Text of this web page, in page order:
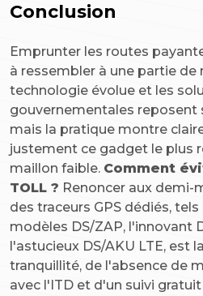
Conclusion
Emprunter les routes
à ressembler à une partie de
technologie évolue et les
gouvernementales reposent
mais la pratique montre
justement ce gadget le plus
maillon faible. Comment
TOLL ? Renoncer aux demi-
des traceurs GPS dédiés,
modèles DS/ZAP, l'innovant
l'astucieux DS/AKU LTE, est
tranquillité, de l'absence de
avec l'ITD et d'un suivi